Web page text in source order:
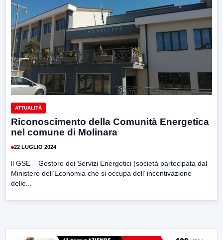
ATTUALITÀ
Riconoscimento della Comunità Energetica
nel comune di Molinara
22 LUGLIO 2024
ll GSE – Gestore dei Servizi Energetici (società partecipata dal
Ministero dell’Economia che si occupa dell’ incentivazione
delle...